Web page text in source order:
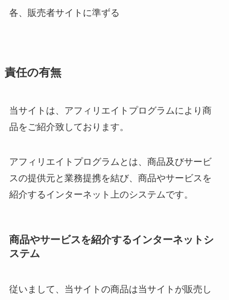
各、販売者サイトに準ずる
責任の有無
当サイトは、アフィリエイトプログラムにより商
品をご紹介致しております。
アフィリエイトプログラムとは、商品及びサービ
スの提供元と業務提携を結び、商品やサービスを
紹介するインターネット上のシステムです。
商品やサービスを紹介するインターネットシ
ステム
従いまして、当サイトの商品は当サイトが販売し